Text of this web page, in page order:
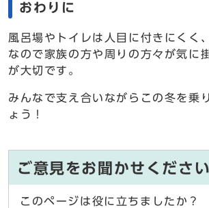
おわりに
風呂場やトイレは人目に付きにくく
なので家族の方や周りの方々が気に
が大切です。
みんなで支え合いながらこの冬を乗
ょう！
ご意見をお聞かせください
このページは役に立ちましたか？